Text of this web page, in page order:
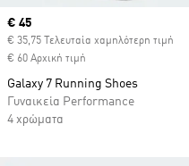
Current price
€ 45
€ 35,75 Τελευταία χαμηλότερη τιμή
€ 60 Αρχική τιμή
Galaxy 7 Running Shoes
Γυναικεία Performance
4 χρώματα